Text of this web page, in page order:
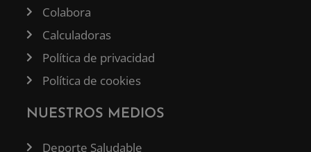
Colabora
Calculadoras
Política de privacidad
Política de cookies
NUESTROS MEDIOS
Deporte Saludable